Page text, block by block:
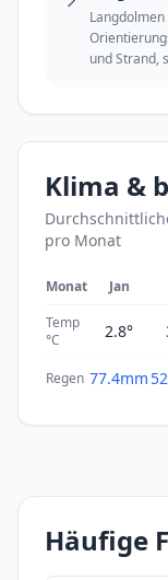
und Strand,
Klima &
pro Monat
Monat Jan
Temp
°C
2.8°
Regen 77.4mm
Häufige